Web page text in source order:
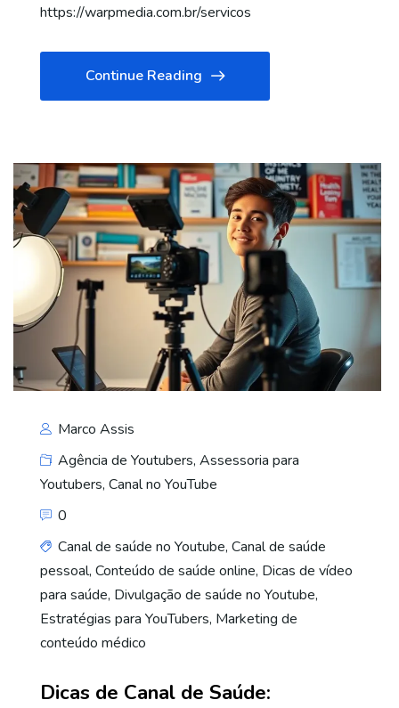
https://warpmedia.com.br/servicos
Continue Reading
Marco Assis
Agência de Youtubers, Assessoria para
Youtubers, Canal no YouTube
0
Canal de saúde no Youtube, Canal de saúde
pessoal, Conteúdo de saúde online, Dicas de vídeo
para saúde, Divulgação de saúde no Youtube,
Estratégias para YouTubers, Marketing de
conteúdo médico
Dicas de Canal de Saúde: